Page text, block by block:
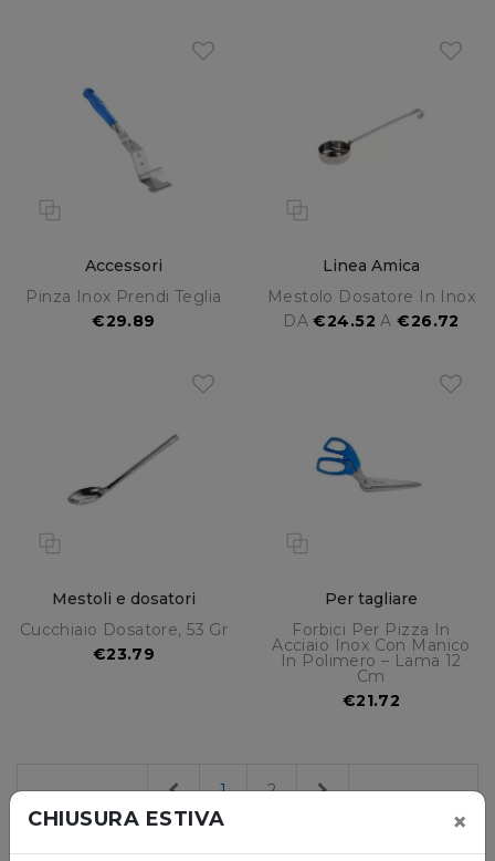
Accessori
Pinza Inox Prendi Teglia
€29.89
Linea Amica
Mestolo Dosatore In Inox
DA€24.52A€26.72
Mestoli e dosatori
Cucchiaio Dosatore, 53 Gr
€23.79
Per tagliare
Forbici Per Pizza In
Acciaio Inox Con Manico
In Polimero – Lama 12
Cm
€21.72
Previous
1 2 Next
CHIUSURA ESTIVA ×